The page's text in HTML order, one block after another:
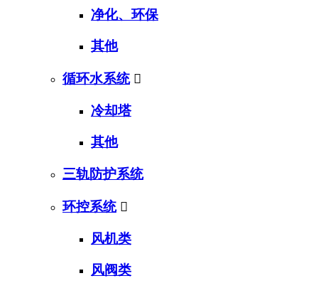
净化、环保
其他
循环水系统 
冷却塔
其他
三轨防护系统
环控系统 
风机类
风阀类